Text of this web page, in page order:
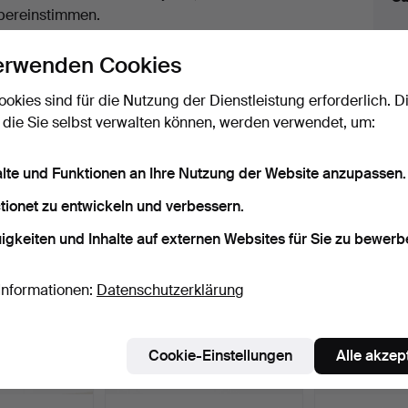
zu erhalten, sobald dieses Objekt
ist.
die mit Ihrer Suche
Cookies
sind für die Nutzung der Dienstleistung erforderlich.
Sie selbst verwalten können, werden verwendet, um:
und Funktionen an Ihre Nutzung der Website anzupassen.
zu entwickeln und verbessern.
und Inhalte auf externen Websites für Sie zu
Datenschutzerklärung
Cookie-Einstellungen Alle